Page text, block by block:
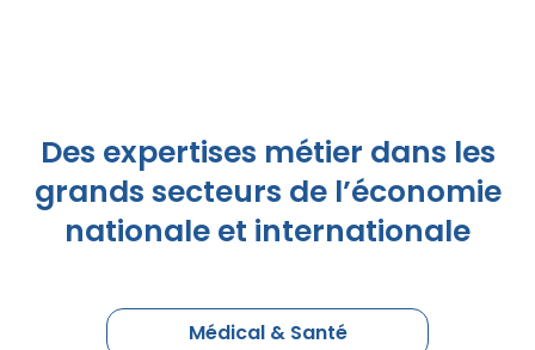
Des expertises métier dans les
grands secteurs de l’économie
nationale et internationale
Médical & Santé